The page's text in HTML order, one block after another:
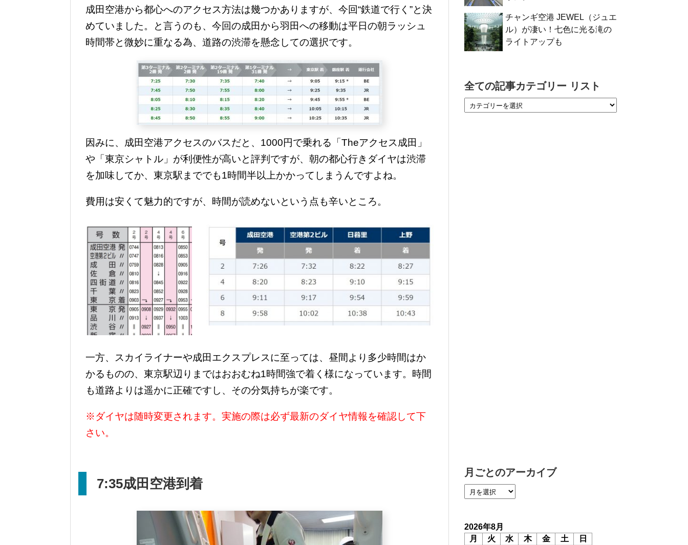
成田空港から都心へのアクセス方法は幾つかありますが、今回“鉄道で行く”と決
めていました。と言うのも、今回の成田から羽田への移動は平日の朝ラッシュ
時間帯と微妙に重なる為、道路の渋滞を懸念しての選択です。
因みに、成田空港アクセスのバスだと、1000円で乗れる「Theアクセス成田」
や「東京シャトル」が利便性が高いと評判ですが、朝の都心行きダイヤは渋滞
を加味してか、東京駅まででも1時間半以上かかってしまうんですよね。
費用は安くて魅力的ですが、時間が読めないという点も辛いところ。
一方、スカイライナーや成田エクスプレスに至っては、昼間より多少時間はか
かるものの、東京駅辺りまではおおむね1時間強で着く様になっています。時間
も道路よりは遥かに正確ですし、その分気持ちが楽です。
※ダイヤは随時変更されます。実施の際は必ず最新のダイヤ情報を確認して下
さい。
7:35成田空港到着
チャンギ空港 JEWEL（ジュエ
ル）が凄い！七色に光る滝の
ライトアップも
全ての記事カテゴリー リスト
月ごとのアーカイブ
2026年8月
月
火 水 木 金 土 日